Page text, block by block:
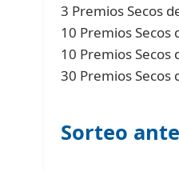
3 Premios Secos
10 Premios Secos
10 Premios Secos
30 Premios Secos
Sorteo